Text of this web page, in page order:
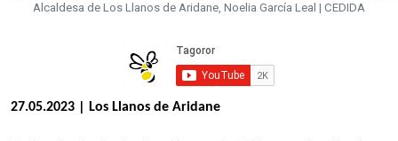
Alcaldesa de Los Llanos de Aridane, Noelia García Leal | CEDIDA
27.05.2023 | Los Llanos de Aridane